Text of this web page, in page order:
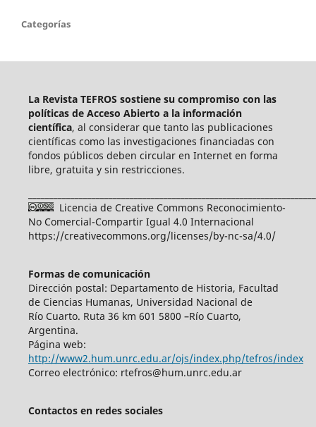
Categorías
La Revista TEFROS sostiene su compromiso con las
políticas de Acceso Abierto a la información
científica, al considerar que tanto las publicaciones
científicas como las investigaciones financiadas con
fondos públicos deben circular en Internet en forma
libre, gratuita y sin restricciones.
Licencia de Creative Commons Reconocimiento-
No Comercial-Compartir Igual 4.0 Internacional
https://creativecommons.org/licenses/by-nc-sa/4.0/
Formas de comunicación
Dirección postal: Departamento de Historia, Facultad
de Ciencias Humanas, Universidad Nacional de
Río Cuarto. Ruta 36 km 601 5800 –Río Cuarto,
Argentina.
Página web:
http://www2.hum.unrc.edu.ar/ojs/index.php/tefros/index
Correo electrónico: rtefros@hum.unrc.edu.ar
Contactos en redes sociales